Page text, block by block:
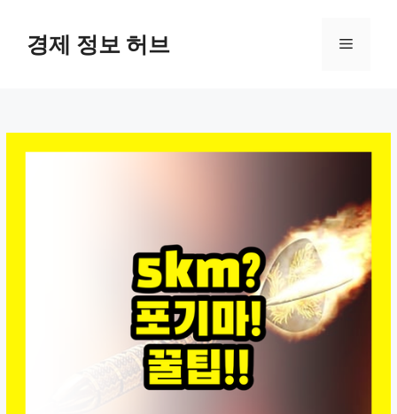
경제 정보 허브 메